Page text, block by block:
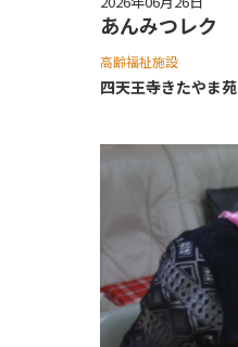
あんみつレク
高齢福祉施設
四天王寺きたやま苑